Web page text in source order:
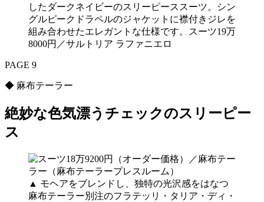
したダークネイビーのスリーピーススーツ。シン
グルピークドラペルのジャケットに襟付きジレを
組み合わせたエレガントな仕様です。スーツ19万
8000円／サルトリア ラファニエロ
PAGE 9
◆ 麻布テーラー
絶妙な色気漂うチェックのスリーピー
ス
▲ モヘアをブレンドし、独特の光沢感をはなつ
麻布テーラー別注のフラテッリ・タリア・ディ・